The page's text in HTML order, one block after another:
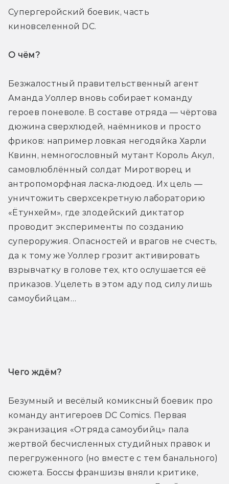
Супергеройский боевик, часть
киновселенной DC.
О чём?
Безжалостный правительственный агент
Аманда Уоллер вновь собирает команду
героев поневоле. В составе отряда — чёртова
дюжина сверхлюдей, наёмников и просто
фриков: например ловкая негодяйка Харли
Квинн, немногословный мутант Король Акул,
самовлюблённый солдат Миротворец и
антропоморфная ласка-людоед. Их цель —
уничтожить сверхсекретную лабораторию
«Ётунхейм», где злодейский диктатор
проводит эксперименты по созданию
супероружия. Опасностей и врагов не счесть,
да к тому же Уоллер грозит активировать
взрывчатку в голове тех, кто ослушается её
приказов. Уцелеть в этом аду под силу лишь
самоубийцам…
Чего ждём?
Безумный и весёлый комиксный боевик про
команду антигероев DC Comics. Первая
экранизация «Отряда самоубийц» пала
жертвой бесчисленных студийных правок и
перегруженного (но вместе с тем банального)
сюжета. Боссы франшизы вняли критике,